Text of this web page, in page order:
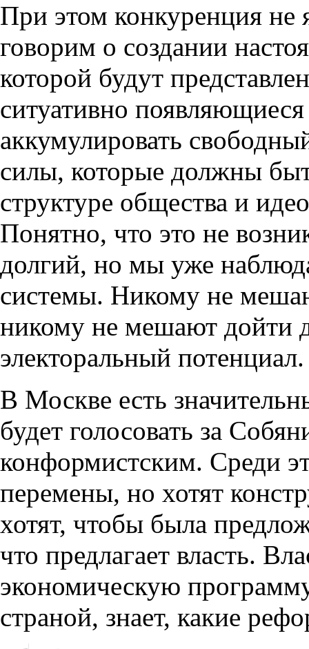
При этом конкуренция не
говорим о создании
которой будут
ситуативно
аккумулировать
силы, которые должны
структуре общества и
Понятно, что это не
долгий, но мы уже
системы. Никому не
никому не мешают дойти
электоральный потенциал.
В Москве есть
будет голосовать за
конформистским. Среди
перемены, но хотят
хотят, чтобы была
что предлагает власть.
экономическую
страной, знает, какие